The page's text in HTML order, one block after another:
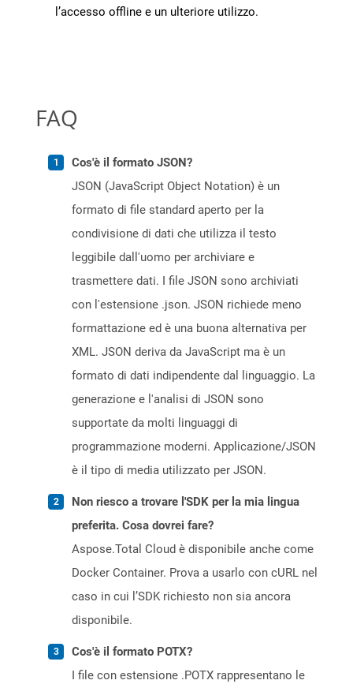
l’accesso offline e un ulteriore utilizzo.
FAQ
Cos'è il formato JSON?
JSON (JavaScript Object Notation) è un
formato di file standard aperto per la
condivisione di dati che utilizza il testo
leggibile dall'uomo per archiviare e
trasmettere dati. I file JSON sono archiviati
con l'estensione .json. JSON richiede meno
formattazione ed è una buona alternativa per
XML. JSON deriva da JavaScript ma è un
formato di dati indipendente dal linguaggio. La
generazione e l'analisi di JSON sono
supportate da molti linguaggi di
programmazione moderni. Applicazione/JSON
è il tipo di media utilizzato per JSON.
Non riesco a trovare l'SDK per la mia lingua
preferita. Cosa dovrei fare?
Aspose.Total Cloud è disponibile anche come
Docker Container. Prova a usarlo con cURL nel
caso in cui l’SDK richiesto non sia ancora
disponibile.
Cos'è il formato POTX?
I file con estensione .POTX rappresentano le